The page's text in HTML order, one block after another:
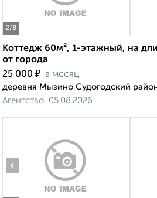
2/8
Коттедж 60м², 1-этажный, на
от города
25 000 ₽ в месяц
деревня Мызино Судогодский
Агентство, 05.08.2026
‹